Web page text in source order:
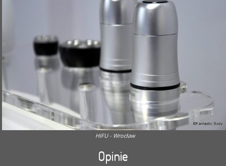
HIFU - Wrocław
Opinie